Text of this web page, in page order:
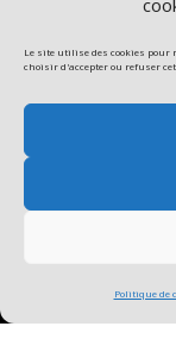
Le site utilise des cookies
choisir d'accepter ou refuser
Politique de